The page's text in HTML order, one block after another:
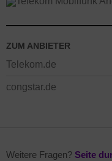
ZUM ANBIETER
Telekom.de
congstar.de
Weitere Fragen? Seite